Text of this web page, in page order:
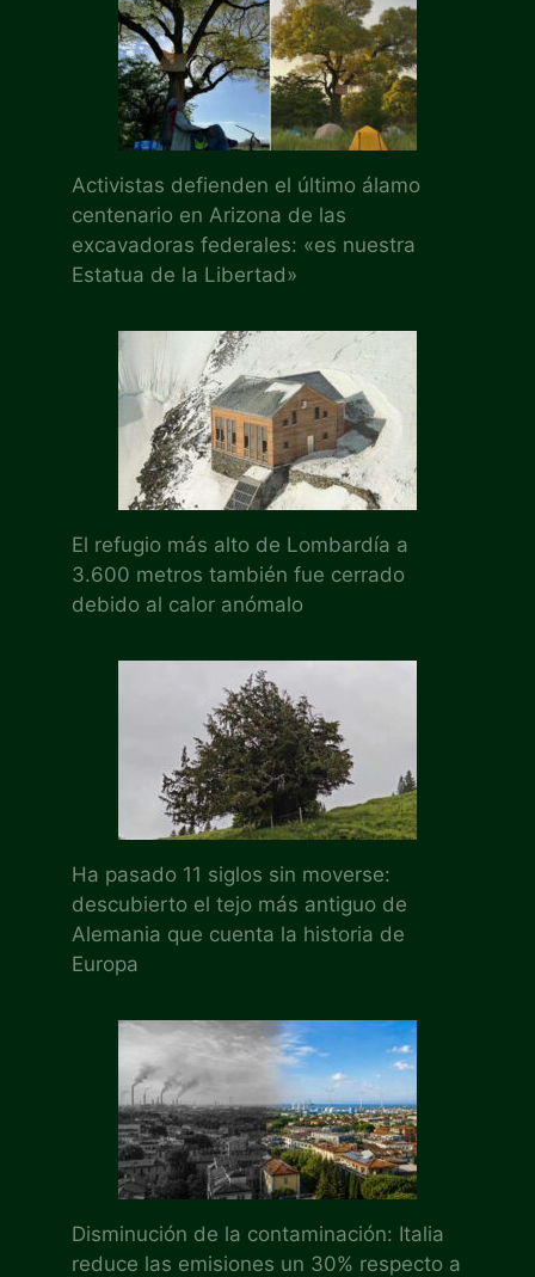
Activistas defienden el último álamo
centenario en Arizona de las
excavadoras federales: «es nuestra
Estatua de la Libertad»
El refugio más alto de Lombardía a
3.600 metros también fue cerrado
debido al calor anómalo
Ha pasado 11 siglos sin moverse:
descubierto el tejo más antiguo de
Alemania que cuenta la historia de
Europa
Disminución de la contaminación: Italia
reduce las emisiones un 30% respecto a